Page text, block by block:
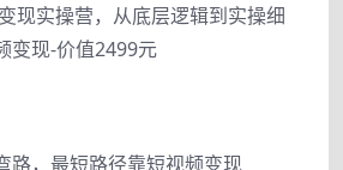
现实操营，从底层逻辑到实操细
变现-价值2499元
路，最短路径靠短视频变现